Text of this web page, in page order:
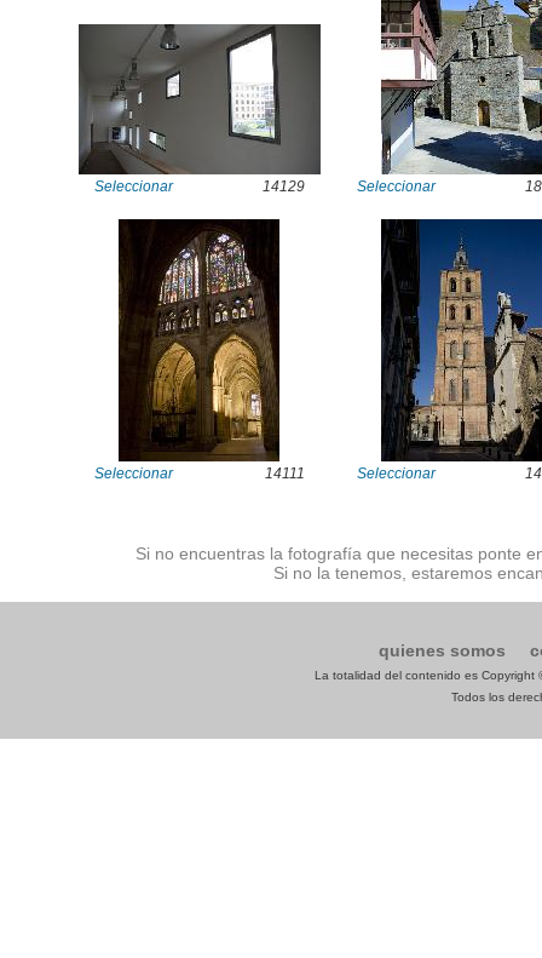
Seleccionar 14129 Seleccionar
Seleccionar 14111 Seleccionar
Si no encuentras la fotografía que necesitas ponte
Si no la tenemos, estaremos
quienes somos
La totalidad del contenido es
Todos los